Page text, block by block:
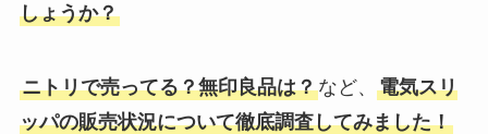
しょうか？
ニトリで売ってる？無印良品は？など、 電気スリ
ッパの販売状況について徹底調査してみました！